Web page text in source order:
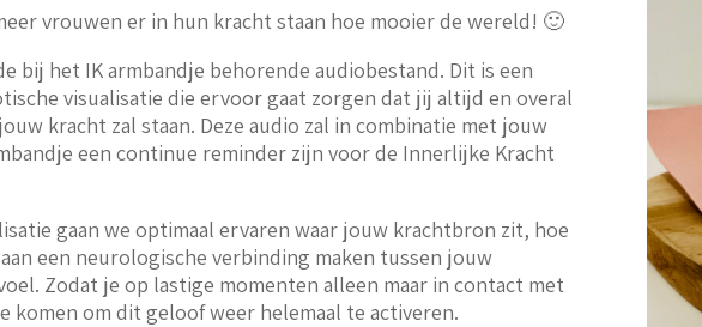
vrouwen er in hun kracht staan hoe mooier de wereld! 🙂
bij het IK armbandje behorende audiobestand. Dit is een
visualisatie die ervoor gaat zorgen dat jij altijd en overal
kracht zal staan. Deze audio zal in combinatie met jouw
een continue reminder zijn voor de Innerlijke Kracht
gaan we optimaal ervaren waar jouw krachtbron zit, hoe
een neurologische verbinding maken tussen jouw
Zodat je op lastige momenten alleen maar in contact met
komen om dit geloof weer helemaal te activeren.